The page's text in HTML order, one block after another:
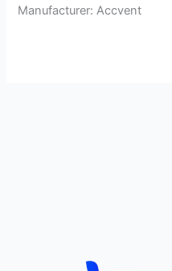
Manufacturer: Accvent